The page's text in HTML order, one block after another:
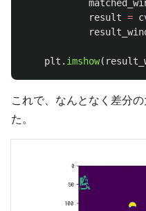
result =
plt . imshow(
これで、なんとなく差分
た。